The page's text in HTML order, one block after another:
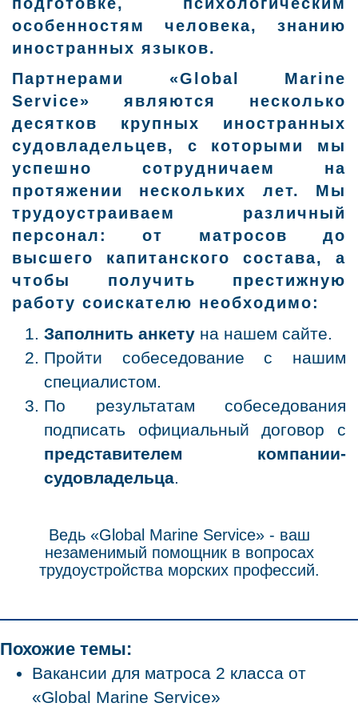
особенностям человека, знанию
иностранных языков.
Партнерами «Global Marine
Service» являются несколько
десятков крупных иностранных
судовладельцев, с которыми мы
успешно сотрудничаем на
протяжении нескольких лет. Мы
трудоустраиваем различный
персонал: от матросов до
высшего капитанского состава, а
чтобы получить престижную
работу соискателю необходимо:
Заполнить анкету на нашем сайте.
Пройти собеседование с нашим
специалистом.
По результатам собеседования
подписать официальный договор с
представителем компании-
судовладельца
Ведь «Global Marine Service» - ваш
незаменимый помощник в вопросах
трудоустройства морских профессий.
Похожие темы:
Вакансии для матроса 2 класса от
«Global Marine Service»